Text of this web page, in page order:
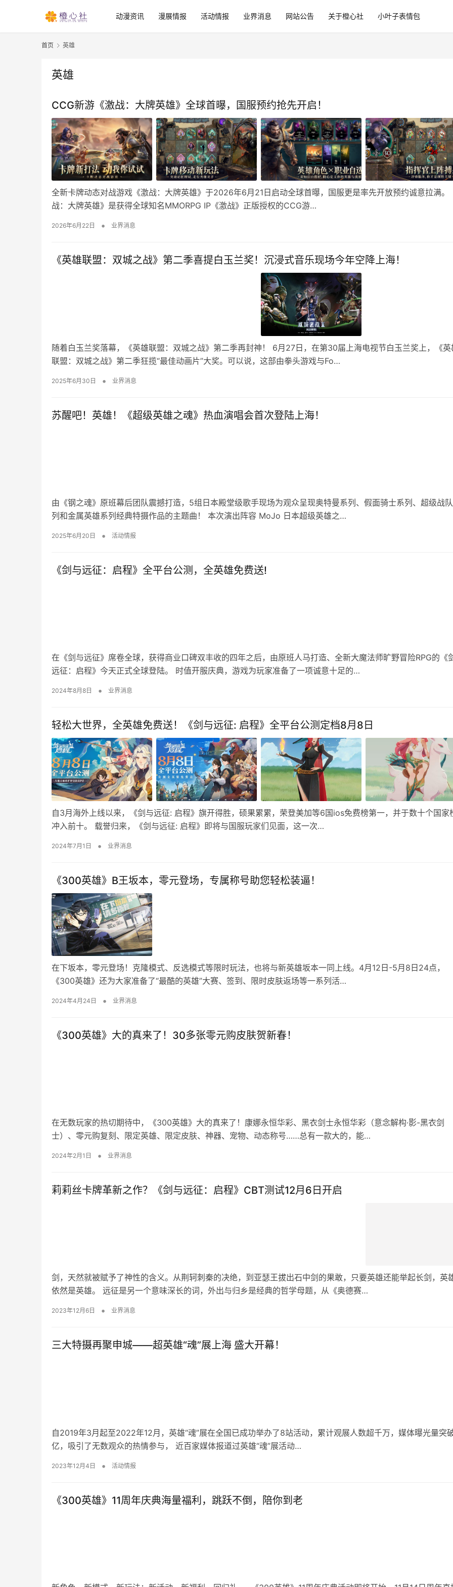
动漫资讯 漫展情报 活动情报 业界消息 网站公告 关于橙心社 小叶子表情包
首页 英雄
英雄
CCG新游《激战：大牌英雄》全球首曝，国服预约抢先开启！
全新卡牌动态对战游戏《激战：大牌英雄》于2026年6月21日启动全球首曝，国服更是率先开放预约诚意拉满。
战：大牌英雄》是获得全球知名MMORPG IP《激战》正版授权的CCG游…
2026年6月22日 • 业界消息
《英雄联盟：双城之战》第二季喜提白玉兰奖！沉浸式音乐现场今年空降上海！
随着白玉兰奖落幕，《英雄联盟：双城之战》第二季再封神！ 6月27日，在第30届上海电视节白玉兰奖上，《英
联盟：双城之战》第二季狂揽“最佳动画片”大奖。可以说，这部由拳头游戏与Fo…
2025年6月30日 • 业界消息
苏醒吧！英雄！《超级英雄之魂》热血演唱会首次登陆上海！
由《钢之魂》原班幕后团队震撼打造，5组日本殿堂级歌手现场为观众呈现奥特曼系列、假面骑士系列、超级战
列和金属英雄系列经典特摄作品的主题曲！ 本次演出阵容 MoJo 日本超级英雄之…
2025年6月20日 • 活动情报
《剑与远征：启程》全平台公测，全英雄免费送!
在《剑与远征》席卷全球，获得商业口碑双丰收的四年之后，由原班人马打造、全新大魔法师旷野冒险RPG的《
远征：启程》今天正式全球登陆。 时值开服庆典，游戏为玩家准备了一项诚意十足的…
2024年8月8日 • 业界消息
轻松大世界，全英雄免费送！《剑与远征: 启程》全平台公测定档8月8日
自3月海外上线以来，《剑与远征: 启程》旗开得胜，硕果累累，荣登美加等6国ios免费榜第一，并于数十个国家
冲入前十。 载誉归来，《剑与远征: 启程》即将与国服玩家们见面，这一次…
2024年7月1日 • 业界消息
《300英雄》B王坂本，零元登场，专属称号助您轻松装逼！
在下坂本，零元登场！克隆模式、反选模式等限时玩法，也将与新英雄坂本一同上线。4月12日-5月8日24点，
《300英雄》还为大家准备了“最酷的英雄”大赛、签到、限时皮肤返场等一系列活…
2024年4月24日 • 业界消息
《300英雄》大的真来了！30多张零元购皮肤贺新春！
在无数玩家的热切期待中，《300英雄》大的真来了！康娜永恒华彩、黑衣剑士永恒华彩（意念解构·影-黑衣剑
士）、零元购复刻、限定英雄、限定皮肤、神器、宠物、动态称号……总有一款大的，能…
2024年2月1日 • 业界消息
莉莉丝卡牌革新之作？《剑与远征：启程》CBT测试12月6日开启
剑，天然就被赋予了神性的含义。从荆轲刺秦的决绝，到亚瑟王拔出石中剑的果敢，只要英雄还能举起长剑，英
依然是英雄。 远征是另一个意味深长的词，外出与归乡是经典的哲学母题，从《奥德赛…
2023年12月6日 • 业界消息
三大特摄再聚申城——超英雄“魂”展上海 盛大开幕！
自2019年3月起至2022年12月，英雄“魂”展在全国已成功举办了8站活动，累计观展人数超千万，媒体曝光量突
亿，吸引了无数观众的热情参与， 近百家媒体报道过英雄“魂”展活动…
2023年12月4日 • 活动情报
《300英雄》11周年庆典海量福利，跳跃不倒，陪你到老